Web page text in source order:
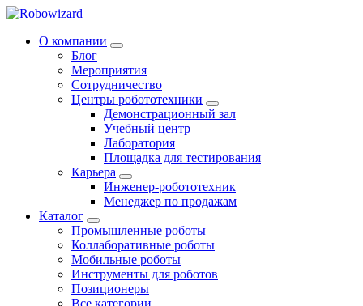
О компании
Блог
Мероприятия
Сотрудничество
Центры робототехники
Демонстрационный зал
Учебный центр
Лаборатория
Площадка для тестирования
Карьера
Инженер-робототехник
Менеджер по продажам
Каталог
Промышленные роботы
Коллаборативные роботы
Мобильные роботы
Инструменты для роботов
Позиционеры
Все категории